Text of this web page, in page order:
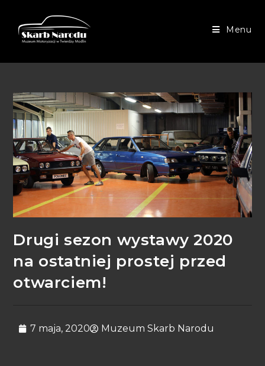
Menu
Drugi sezon wystawy 2020
na ostatniej prostej przed
otwarciem!
7 maja, 2020 Muzeum Skarb Narodu